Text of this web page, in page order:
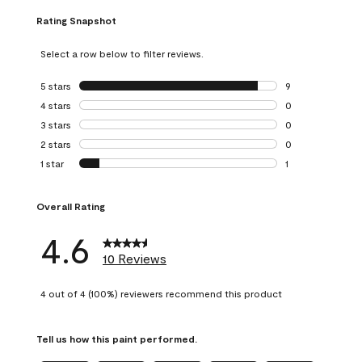
Rating Snapshot
Select a row below to filter reviews.
5 stars stars
9
9 reviews with 5
4 stars stars
0
0 reviews with 4
3 stars stars
0
0 reviews with 3
2 stars stars
0
0 reviews with 2
1 star stars
1
Overall Rating
4.6 10 Reviews
4 out of 4 (100%) reviewers recommend this product
Tell us how this paint performed.